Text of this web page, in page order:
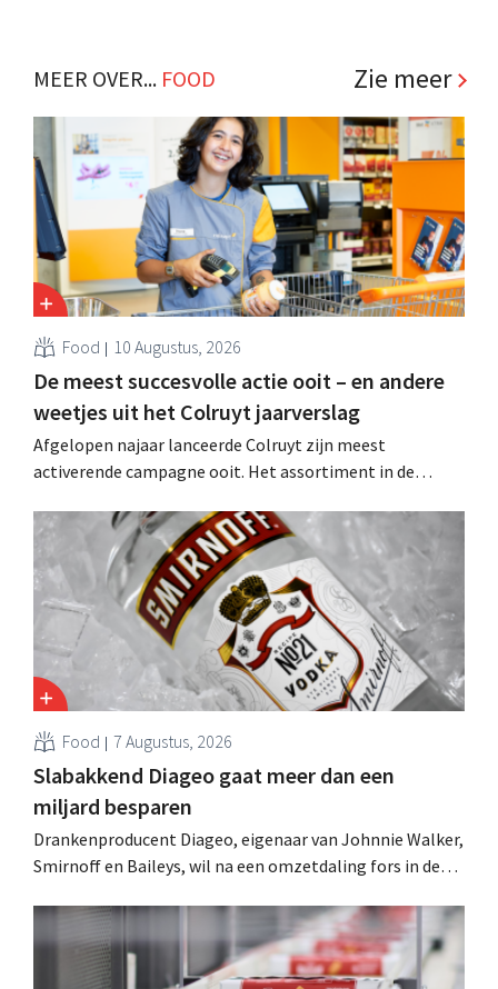
MEER OVER... FOOD Zie meer
Food 10 Augustus, 2026
De meest succesvolle actie ooit – en andere
weetjes uit het Colruyt jaarverslag
Afgelopen najaar lanceerde Colruyt zijn meest
activerende campagne ooit. Het assortiment in de
uit en een “moorddiner” blijkt de topper onder de
kookworkshops.
Food 7 Augustus, 2026
Slabakkend Diageo gaat meer dan een
miljard besparen
Drankenproducent Diageo, eigenaar van Johnnie Walker,
Smirnoff en Baileys, wil na een omzetdaling fors in de
andere Guiness en voorgemixte cocktails.